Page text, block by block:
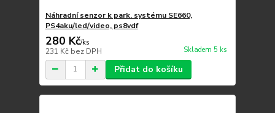
Náhradní senzor k park. systému SE660,
PS4aku/led/video, ps8vdf
280 Kč/ks
231 Kč bez DPH Skladem 5 ks
Přidat do košíku